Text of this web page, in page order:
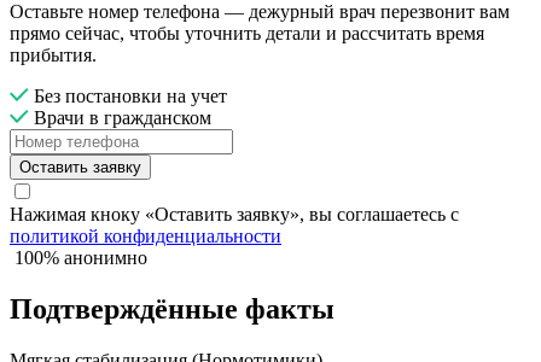
Оставьте номер телефона — дежурный врач перезвонит вам
прямо сейчас, чтобы уточнить детали и рассчитать время
прибытия.
Без постановки на учет
Врачи в гражданском
Оставить заявку
Нажимая кноку «Оставить заявку», вы соглашаетесь с
политикой конфиденциальности
100% анонимно
Подтверждённые факты